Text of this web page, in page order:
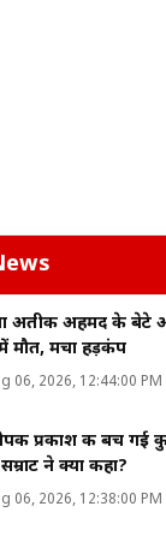
अतीक अहमद के बेटे
मौत, मचा हड़कंप
06, 2026, 12:44:00 PM
प्रकाश की बच
ने क्या कहा?
06, 2026, 12:38:00 PM